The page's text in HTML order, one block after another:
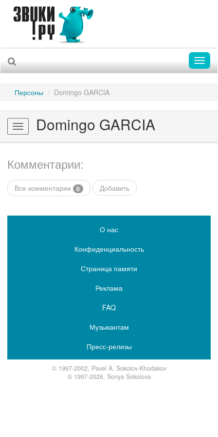
Персоны Domingo GARCIA
Toggle
navigation
Domingo GARCIA
Комментарии:
Все комментарии 0 Добавить
О нас
Конфиденциальность
Страница памяти
Реклама
FAQ
Музыкантам
Пресс-релизы
© 1997-2002, Pavel A. Sokolov-Khodakov
© 1997-2026, Sonya Sokolova